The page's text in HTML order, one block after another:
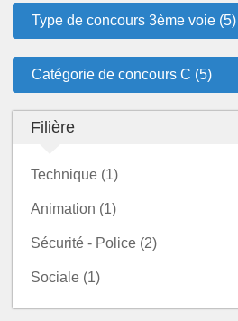
Type de concours 3ème voie (5)
Catégorie de concours C (5)
Filière
Technique (1)
Animation (1)
Sécurité - Police (2)
Sociale (1)